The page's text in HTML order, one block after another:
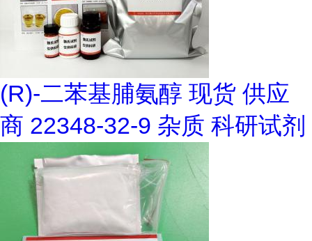
(R)-二苯基脯氨醇 现货 供应
商 22348-32-9 杂质 科研试剂